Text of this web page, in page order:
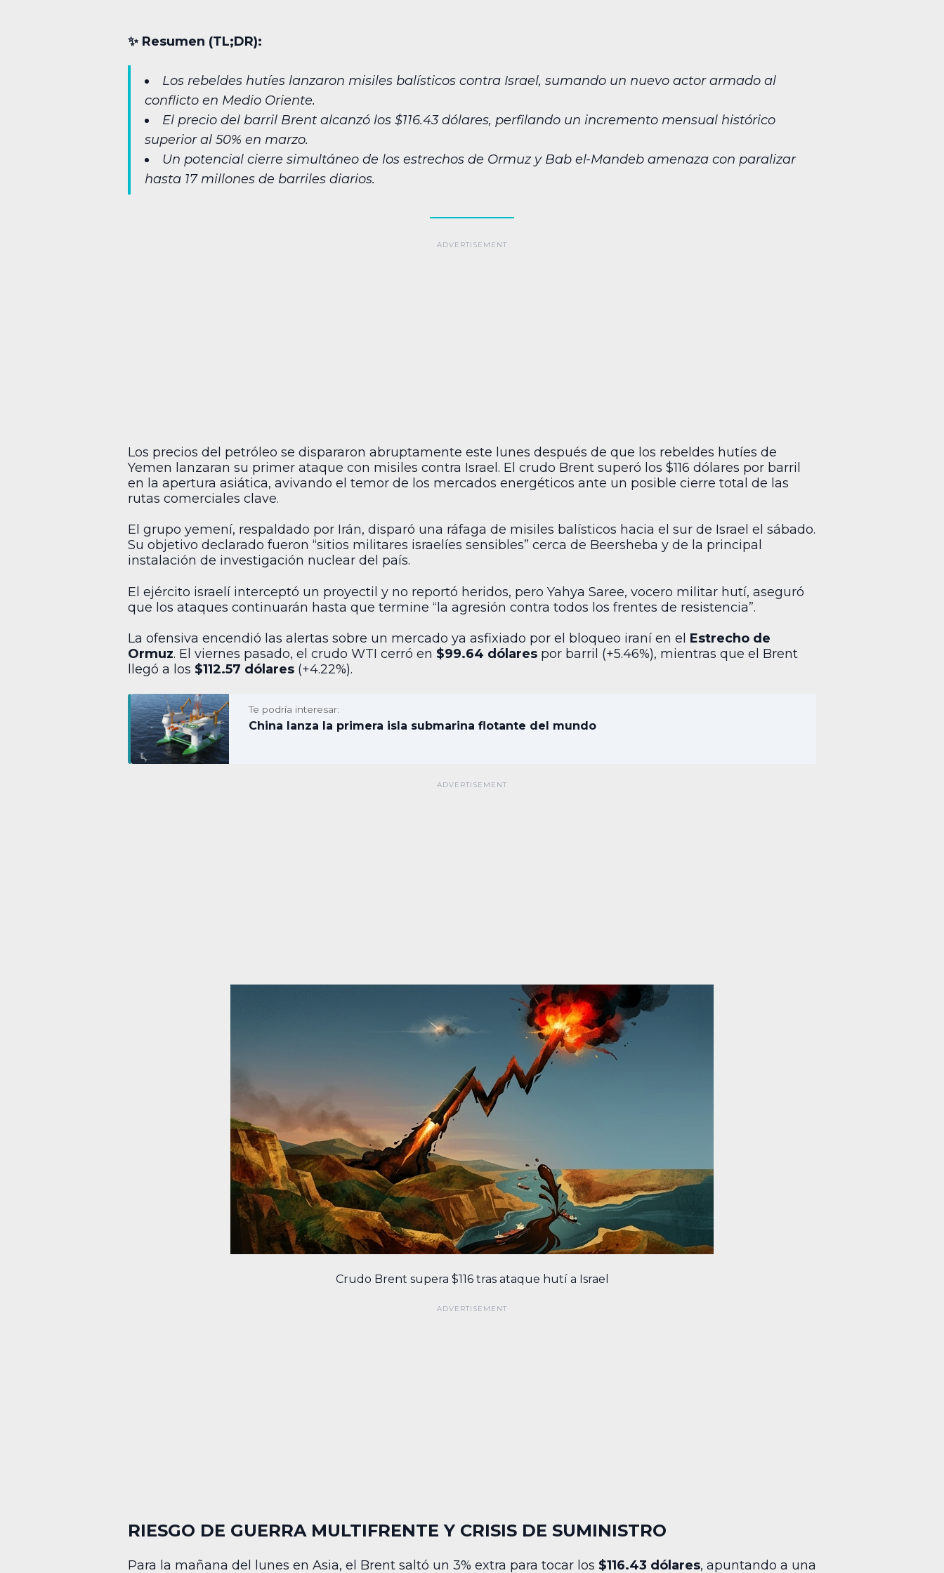
✨︎ Resumen (TL;DR):
Los rebeldes hutíes lanzaron misiles balísticos contra Israel, sumando un nuevo actor armado al
conflicto en Medio Oriente.
El precio del barril Brent alcanzó los $116.43 dólares, perfilando un incremento mensual histórico
superior al 50% en marzo.
Un potencial cierre simultáneo de los estrechos de Ormuz y Bab el-Mandeb amenaza con paralizar
hasta 17 millones de barriles diarios.
Los precios del petróleo se dispararon abruptamente este lunes después de que los rebeldes hutíes de
Yemen lanzaran su primer ataque con misiles contra Israel. El crudo Brent superó los $116 dólares por barril
en la apertura asiática, avivando el temor de los mercados energéticos ante un posible cierre total de las
rutas comerciales clave.
El grupo yemení, respaldado por Irán, disparó una ráfaga de misiles balísticos hacia el sur de Israel el sábado.
Su objetivo declarado fueron “sitios militares israelíes sensibles” cerca de Beersheba y de la principal
instalación de investigación nuclear del país.
El ejército israelí interceptó un proyectil y no reportó heridos, pero Yahya Saree, vocero militar hutí, aseguró
que los ataques continuarán hasta que termine “la agresión contra todos los frentes de resistencia”.
La ofensiva encendió las alertas sobre un mercado ya asfixiado por el bloqueo iraní en el Estrecho de
Ormuz. El viernes pasado, el crudo WTI cerró en $99.64 dólares por barril (+5.46%), mientras que el Brent
llegó a los $112.57 dólares (+4.22%).
Te podría interesar:
China lanza la primera isla submarina flotante del mundo
Crudo Brent supera $116 tras ataque hutí a Israel
RIESGO DE GUERRA MULTIFRENTE Y CRISIS DE SUMINISTRO
Para la mañana del lunes en Asia, el Brent saltó un 3% extra para tocar los $116.43 dólares, apuntando a una